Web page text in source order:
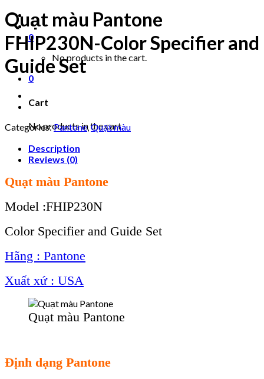
0
No products in the cart.
0
Cart
No products in the cart.
Quạt màu Pantone
FHIP230N-Color Specifier and
Guide Set
Categories:Pantone,Quạt màu
Description
Reviews (0)
Quạt màu Pantone
Model :FHIP230N
Color Specifier and Guide Set
Hãng : Pantone
Xuất xứ : USA
Quạt màu Pantone
Định dạng Pantone